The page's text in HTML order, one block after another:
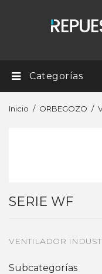
Categorías
Inicio ORBEGOZO
SERIE WF
VENTILADOR
Subcategorías